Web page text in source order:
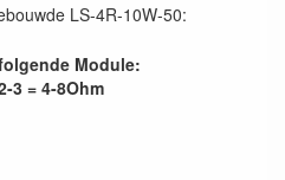
LS-4R-10W-50:
Module:
3 = 4-8Ohm